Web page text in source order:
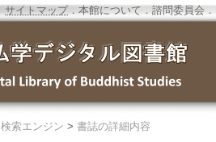
サイトマップ．本館について ． 諮問委員会 ．
検索エンジン > 書誌の詳細内容